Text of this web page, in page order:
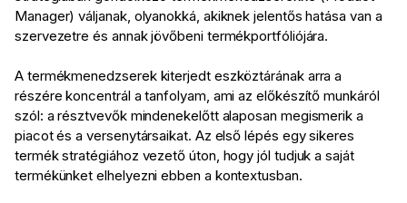
Manager) váljanak, olyanokká, akiknek jelentős hatása van a
szervezetre és annak jövőbeni termékportfóliójára.
A termékmenedzserek kiterjedt eszköztárának arra a
részére koncentrál a tanfolyam, ami az előkészítő munkáról
szól: a résztvevők mindenekelőtt alaposan megismerik a
piacot és a versenytársaikat. Az első lépés egy sikeres
termék stratégiához vezető úton, hogy jól tudjuk a saját
termékünket elhelyezni ebben a kontextusban.